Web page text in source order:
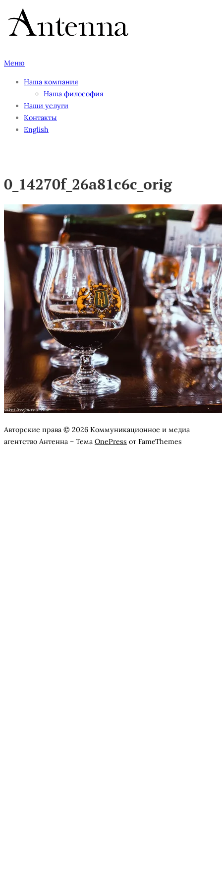
Перейти
содержимому
Меню
Наша компания
Наша философия
Наши услуги
Контакты
English
0_14270f_26a81c6c_orig
Авторские права © 2026 Коммуникационное и медиа
агентство Антенна – Тема OnePress от FameThemes